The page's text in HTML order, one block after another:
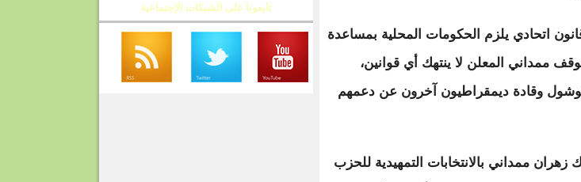
قانون اتحادي يلزم الحكومات المحلية بمساعدة
ممداني المعلن لا ينتهك أي قوانين،
وقادة ديمقراطيون آخرون عن دعمهم
ممداني بالانتخابات التمهيدية للحزب
تابعونا على الشبكات الإجتماعية